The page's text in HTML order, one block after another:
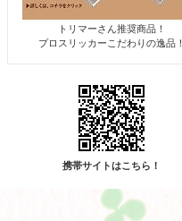
トリマーさん推奨商品！
プロスリッカーこだわりの逸品！
携帯サイトはこちら！